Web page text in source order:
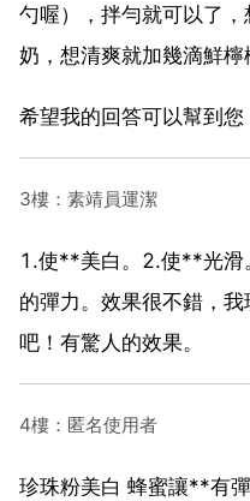
勺喔），拌勻就可以了
奶，想清爽就加幾滴鮮檸
希望我的回答可以幫到您
3樓：素靖員運潔
1.使**美白。2.使**光滑
的彈力。效果很不錯，
吧！有驚人的效果。
4樓：匿名使用者
珍珠粉美白 蜂蜜讓**有